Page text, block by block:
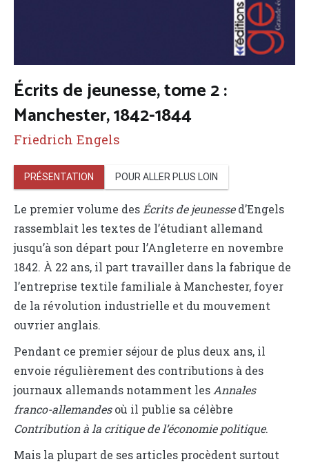
Écrits de jeunesse, tome 2 :
Manchester, 1842-1844
Friedrich Engels
PRÉSENTATION POUR ALLER PLUS LOIN
Le premier volume desÉcrits de jeunessed’Engels
rassemblait les textes de l’étudiant allemand
jusqu’à son départ pour l’Angleterre en novembre
1842. À 22 ans, il part travailler dans la fabrique de
l’entreprise textile familiale à Manchester, foyer
de la révolution industrielle et du mouvement
ouvrier anglais.
Pendant ce premier séjour de plus deux ans, il
envoie régulièrement des contributions à des
journaux allemands notamment lesAnnales
franco-allemandesoù il publie sa célèbre
Contribution à la critique de l’économie politique.
Mais la plupart de ses articles procèdent surtout